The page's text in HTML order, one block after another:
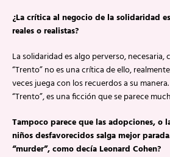
¿La crítica al negocio de la solidaridad
reales o realistas?
La solidaridad es algo perverso, necesaria,
“Trento” no es una crítica de ello,
veces juega con los recuerdos a su
“Trento”, es una ficción que se parece
Tampoco parece que las adopciones, o
niños desfavorecidos salga mejor
“murder”, como decía Leonard Cohen?